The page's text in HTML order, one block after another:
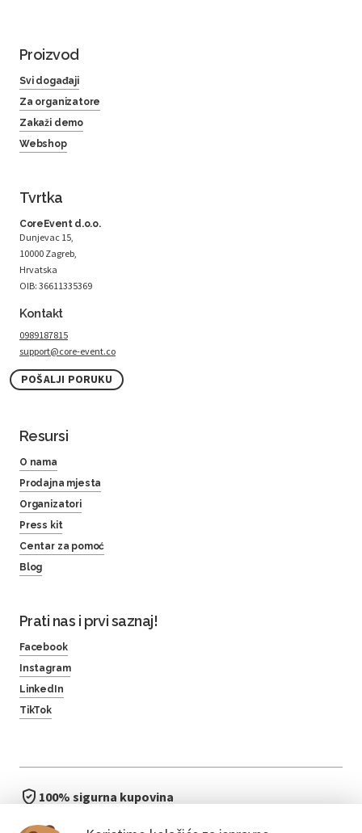
Proizvod
Svi događaji
Za organizatore
Zakaži demo
Webshop
Tvrtka
CoreEvent d.o.o.
Dunjevac 15,
10000 Zagreb,
Hrvatska
OIB: 36611335369
Kontakt
0989187815
support@core-event.co
POŠALJI PORUKU
Resursi
O nama
Prodajna mjesta
Organizatori
Press kit
Centar za pomoć
Blog
Prati nas i prvi saznaj!
Facebook
Instagram
LinkedIn
TikTok
100% sigurna kupovina